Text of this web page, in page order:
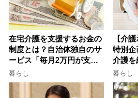
在宅介護を支援するお金の
制度とは？自治体独自のサ
ービス「毎月2万円が支給
される」ケースも【FP解
説】
暮らし
【介
特別企
介護を
10年
のフェ
みよう
暮らし